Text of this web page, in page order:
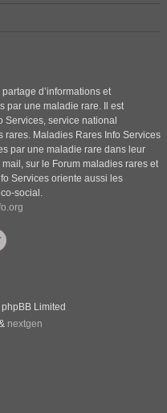
d’informations et
par une maladie rare. Il est
Services, service national
rares. Maladies Rares Info Services
par une maladie rare dans leur
sur le Forum maladies rares et
Services oriente aussi les
social.
Limited
nextgen